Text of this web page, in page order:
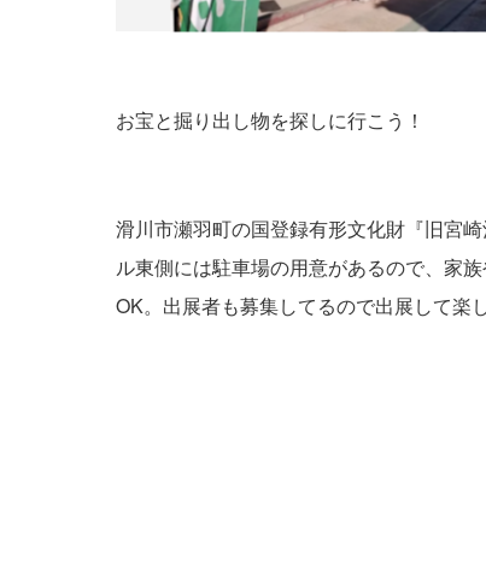
お宝と掘り出し物を探しに行こう！
滑川市瀬羽町の国登録有形文化財『旧宮
ル東側には駐車場の用意があるので、家
OK。出展者も募集してるので出展して楽